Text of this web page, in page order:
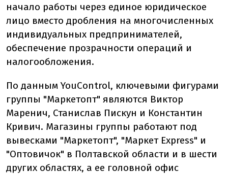
начало работы через единое юридическое
лицо вместо дробления на многочисленных
индивидуальных предпринимателей,
обеспечение прозрачности операций и
налогообложения.
По данным YouControl, ключевыми фигурами
группы "Маркетопт" являются Виктор
Маренич, Станислав Пискун и Константин
Кривич. Магазины группы работают под
вывесками "Маркетопт", "Маркет Express" и
"Оптовичок" в Полтавской области и в шести
других областях, а ее головной офис